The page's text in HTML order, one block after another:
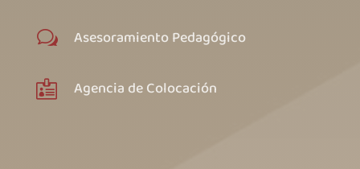
w Asesoramiento Pedagógico
 Agencia de Colocación